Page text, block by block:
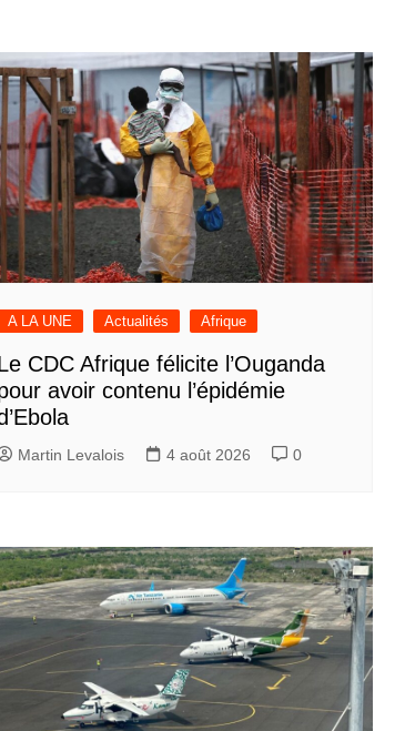
A LA UNE Actualités Afrique
CDC Afrique félicite l’Ouganda
avoir contenu l’épidémie
Martin Levalois 4 août 2026 0